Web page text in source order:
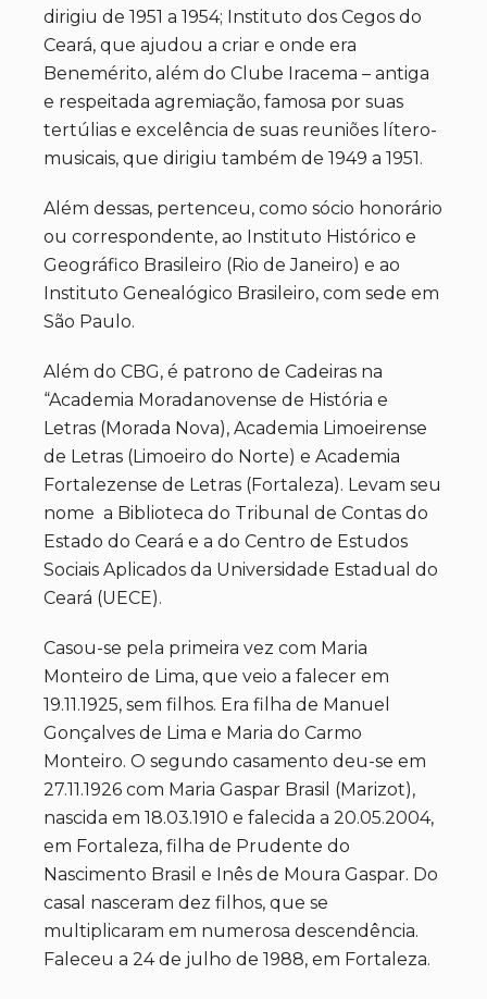
dirigiu de 1951 a 1954; Instituto dos Cegos do
Ceará, que ajudou a criar e onde era
Benemérito, além do Clube Iracema – antiga
e respeitada agremiação, famosa por suas
tertúlias e excelência de suas reuniões lítero-
musicais, que dirigiu também de 1949 a 1951.
Além dessas, pertenceu, como sócio honorário
ou correspondente, ao Instituto Histórico e
Geográfico Brasileiro (Rio de Janeiro) e ao
Instituto Genealógico Brasileiro, com sede em
São Paulo.
Além do CBG, é patrono de Cadeiras na
“Academia Moradanovense de História e
Letras (Morada Nova), Academia Limoeirense
de Letras (Limoeiro do Norte) e Academia
Fortalezense de Letras (Fortaleza). Levam seu
nome a Biblioteca do Tribunal de Contas do
Estado do Ceará e a do Centro de Estudos
Sociais Aplicados da Universidade Estadual do
Ceará (UECE).
Casou-se pela primeira vez com Maria
Monteiro de Lima, que veio a falecer em
19.11.1925, sem filhos. Era filha de Manuel
Gonçalves de Lima e Maria do Carmo
Monteiro. O segundo casamento deu-se em
27.11.1926 com Maria Gaspar Brasil (Marizot),
nascida em 18.03.1910 e falecida a 20.05.2004,
em Fortaleza, filha de Prudente do
Nascimento Brasil e Inês de Moura Gaspar. Do
casal nasceram dez filhos, que se
multiplicaram em numerosa descendência.
Faleceu a 24 de julho de 1988, em Fortaleza.